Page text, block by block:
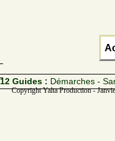
12 Guides : Démarches -
Copyright Yalta Production -